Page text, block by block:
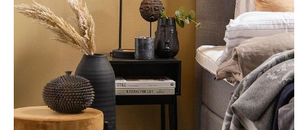
Manuellt Få hjälp
Välj tillvägagångssätt